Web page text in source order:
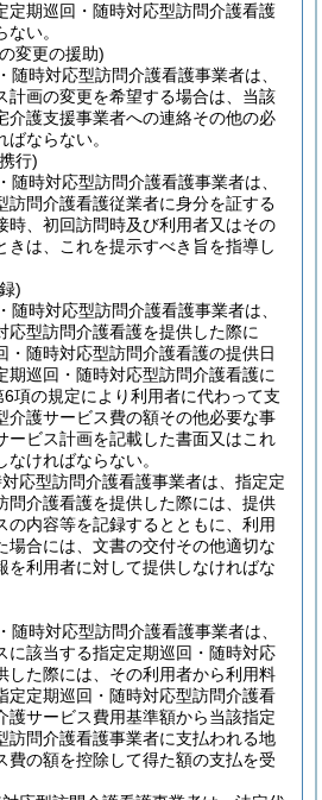
定期巡回・随時対応型訪問介護看護
い。
変更の援助)
随時対応型訪問介護看護事業者は、
計画の変更を希望する場合は、当該
介護支援事業者への連絡その他の必
ならない。
行)
随時対応型訪問介護看護事業者は、
訪問介護看護従業者に身分を証する
時、初回訪問時及び利用者又はその
きは、これを提示すべき旨を指導し
)
随時対応型訪問介護看護事業者は、
応型訪問介護看護を提供した際に
・随時対応型訪問介護看護の提供日
期巡回・随時対応型訪問介護看護に
項の規定により利用者に代わって支
介護サービス費の額その他必要な事
ービス計画を記載した書面又はこれ
ければならない。
応型訪問介護看護事業者は、指定定
問介護看護を提供した際には、提供
の内容等を記録するとともに、利用
場合には、文書の交付その他適切な
を利用者に対して提供しなければな
随時対応型訪問介護看護事業者は、
に該当する指定定期巡回・随時対応
した際には、その利用者から利用料
定定期巡回・随時対応型訪問介護看
護サービス費用基準額から当該指定
訪問介護看護事業者に支払われる地
費の額を控除して得た額の支払を受